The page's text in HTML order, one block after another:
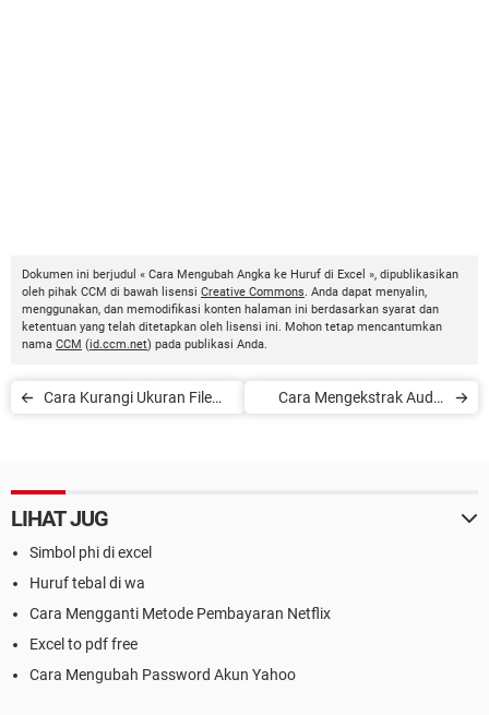
Dokumen ini berjudul « Cara Mengubah Angka ke Huruf di Excel », dipublikasikan
oleh pihak CCM di bawah lisensi Creative Commons. Anda dapat menyalin,
menggunakan, dan memodifikasi konten halaman ini berdasarkan syarat dan
ketentuan yang telah ditetapkan oleh lisensi ini. Mohon tetap mencantumkan
nama CCM (id.ccm.net) pada publikasi Anda.
Cara Kurangi Ukuran File
Cara Mengekstrak Audio
LIHAT JUG
Simbol phi di excel
Huruf tebal di wa
Cara Mengganti Metode Pembayaran Netflix
Excel to pdf free
Cara Mengubah Password Akun Yahoo